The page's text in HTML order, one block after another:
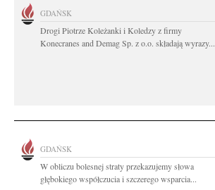
GDAŃSK
Drogi Piotrze Koleżanki i Koledzy z firmy
Konecranes and Demag Sp. z o.o. składają wyrazy...
GDAŃSK
W obliczu bolesnej straty przekazujemy słowa
głębokiego współczucia i szczerego wsparcia...